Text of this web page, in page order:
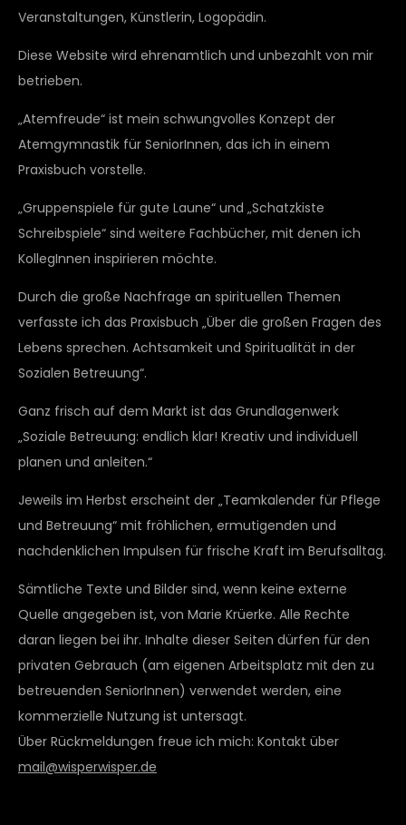
Veranstaltungen, Künstlerin, Logopädin.
Diese Website wird ehrenamtlich und unbezahlt von mir
betrieben.
„Atemfreude“ ist mein schwungvolles Konzept der
Atemgymnastik für SeniorInnen, das ich in einem
Praxisbuch vorstelle.
„Gruppenspiele für gute Laune“ und „Schatzkiste
Schreibspiele“ sind weitere Fachbücher, mit denen ich
KollegInnen inspirieren möchte.
Durch die große Nachfrage an spirituellen Themen
verfasste ich das Praxisbuch „Über die großen Fragen des
Lebens sprechen. Achtsamkeit und Spiritualität in der
Sozialen Betreuung“.
Ganz frisch auf dem Markt ist das Grundlagenwerk
„Soziale Betreuung: endlich klar! Kreativ und individuell
planen und anleiten.“
Jeweils im Herbst erscheint der „Teamkalender für Pflege
und Betreuung“ mit fröhlichen, ermutigenden und
nachdenklichen Impulsen für frische Kraft im Berufsalltag.
Sämtliche Texte und Bilder sind, wenn keine externe
Quelle angegeben ist, von Marie Krüerke. Alle Rechte
daran liegen bei ihr. Inhalte dieser Seiten dürfen für den
privaten Gebrauch (am eigenen Arbeitsplatz mit den zu
betreuenden SeniorInnen) verwendet werden, eine
kommerzielle Nutzung ist untersagt.
Über Rückmeldungen freue ich mich: Kontakt über
mail@wisperwisper.de